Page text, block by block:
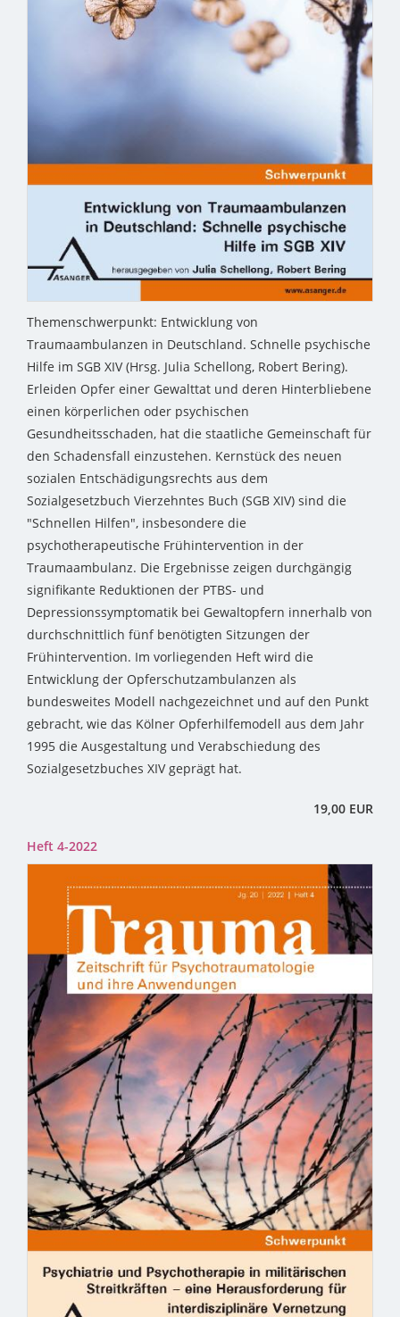
Themenschwerpunkt: Entwicklung von
Traumaambulanzen in Deutschland. Schnelle psychische
Hilfe im SGB XIV (Hrsg. Julia Schellong, Robert Bering).
Erleiden Opfer einer Gewalttat und deren Hinterbliebene
einen körperlichen oder psychischen
Gesundheitsschaden, hat die staatliche Gemeinschaft für
den Schadensfall einzustehen. Kernstück des neuen
sozialen Entschädigungsrechts aus dem
Sozialgesetzbuch Vierzehntes Buch (SGB XIV) sind die
"Schnellen Hilfen", insbesondere die
psychotherapeutische Frühintervention in der
Traumaambulanz. Die Ergebnisse zeigen durchgängig
signifikante Reduktionen der PTBS- und
Depressionssymptomatik bei Gewaltopfern innerhalb von
durchschnittlich fünf benötigten Sitzungen der
Frühintervention. Im vorliegenden Heft wird die
Entwicklung der Opferschutzambulanzen als
bundesweites Modell nachgezeichnet und auf den Punkt
gebracht, wie das Kölner Opferhilfemodell aus dem Jahr
1995 die Ausgestaltung und Verabschiedung des
Sozialgesetzbuches XIV geprägt hat.
19,00 EUR
Heft 4-2022